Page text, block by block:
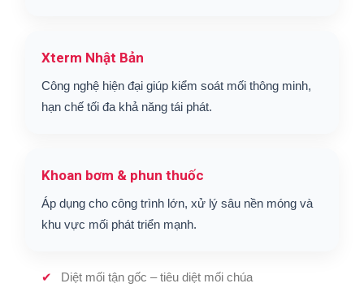
Xterm Nhật Bản
Công nghệ hiện đại giúp kiểm soát mối thông minh,
hạn chế tối đa khả năng tái phát.
Khoan bơm & phun thuốc
Áp dụng cho công trình lớn, xử lý sâu nền móng và
khu vực mối phát triển mạnh.
Diệt mối tận gốc – tiêu diệt mối chúa